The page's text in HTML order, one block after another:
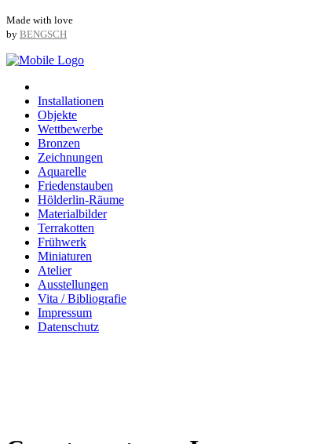
Made with love
by BENGSCH
Installationen
Objekte
Wettbewerbe
Bronzen
Zeichnungen
Aquarelle
Friedenstauben
Hölderlin-Räume
Materialbilder
Terrakotten
Frühwerk
Miniaturen
Atelier
Ausstellungen
Vita / Bibliografie
Impressum
Datenschutz